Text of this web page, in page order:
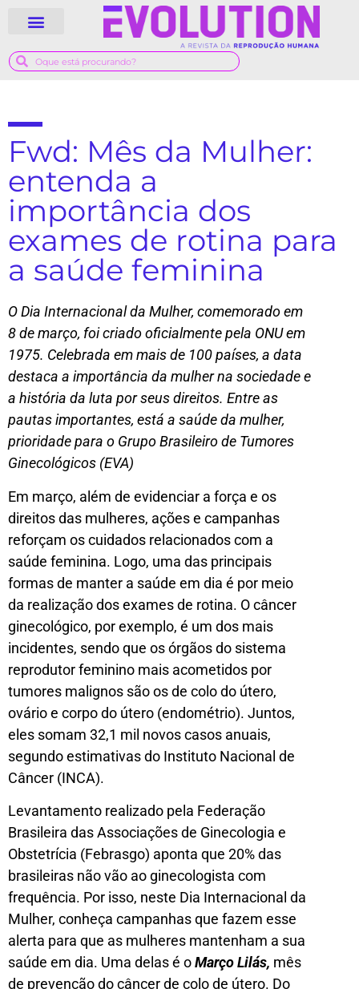
Fwd: Mês da Mulher:
entenda a
importância dos
exames de rotina para
a saúde feminina
O Dia Internacional da Mulher, comemorado em
8 de março, foi criado oficialmente pela ONU em
1975. Celebrada em mais de 100 países, a data
destaca a importância da mulher na sociedade e
a história da luta por seus direitos. Entre as
pautas importantes, está a saúde da mulher,
prioridade para o Grupo Brasileiro de Tumores
Ginecológicos (EVA)
Em março, além de evidenciar a força e os
direitos das mulheres, ações e campanhas
reforçam os cuidados relacionados com a
saúde feminina. Logo, uma das principais
formas de manter a saúde em dia é por meio
da realização dos exames de rotina. O câncer
ginecológico, por exemplo, é um dos mais
incidentes, sendo que os órgãos do sistema
reprodutor feminino mais acometidos por
tumores malignos são os de colo do útero,
ovário e corpo do útero (endométrio). Juntos,
eles somam 32,1 mil novos casos anuais,
segundo estimativas do Instituto Nacional de
Câncer (INCA).
Levantamento realizado pela Federação
Brasileira das Associações de Ginecologia e
Obstetrícia (Febrasgo) aponta que 20% das
brasileiras não vão ao ginecologista com
frequência. Por isso, neste Dia Internacional da
Mulher, conheça campanhas que fazem esse
alerta para que as mulheres mantenham a sua
saúde em dia. Uma delas é oMarço Lilás, mês
de prevenção do câncer de colo de útero. Do